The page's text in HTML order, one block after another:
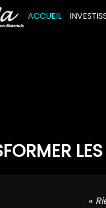
ACCUEIL
«